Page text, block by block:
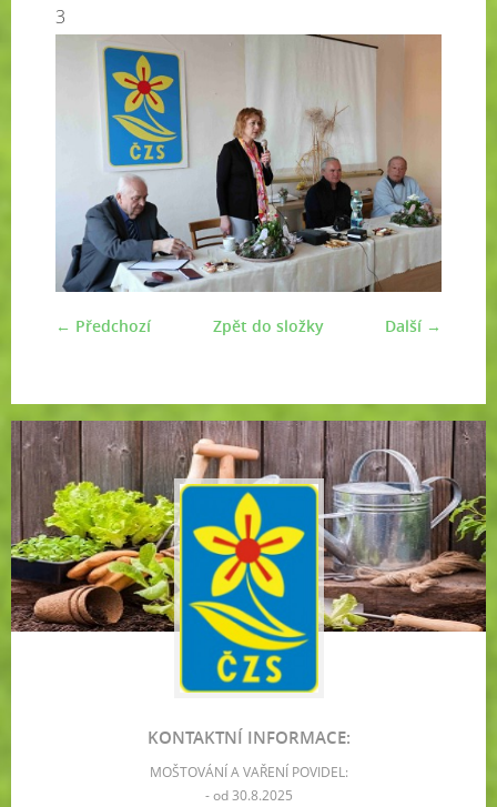
3
← Předchozí Další →
Zpět do složky
KONTAKTNÍ INFORMACE:
MOŠTOVÁNÍ A VAŘENÍ POVIDEL:
- od 30.8.2025